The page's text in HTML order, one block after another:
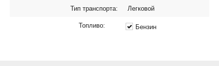
Тип транспорта: Легковой
Топливо: Бензин